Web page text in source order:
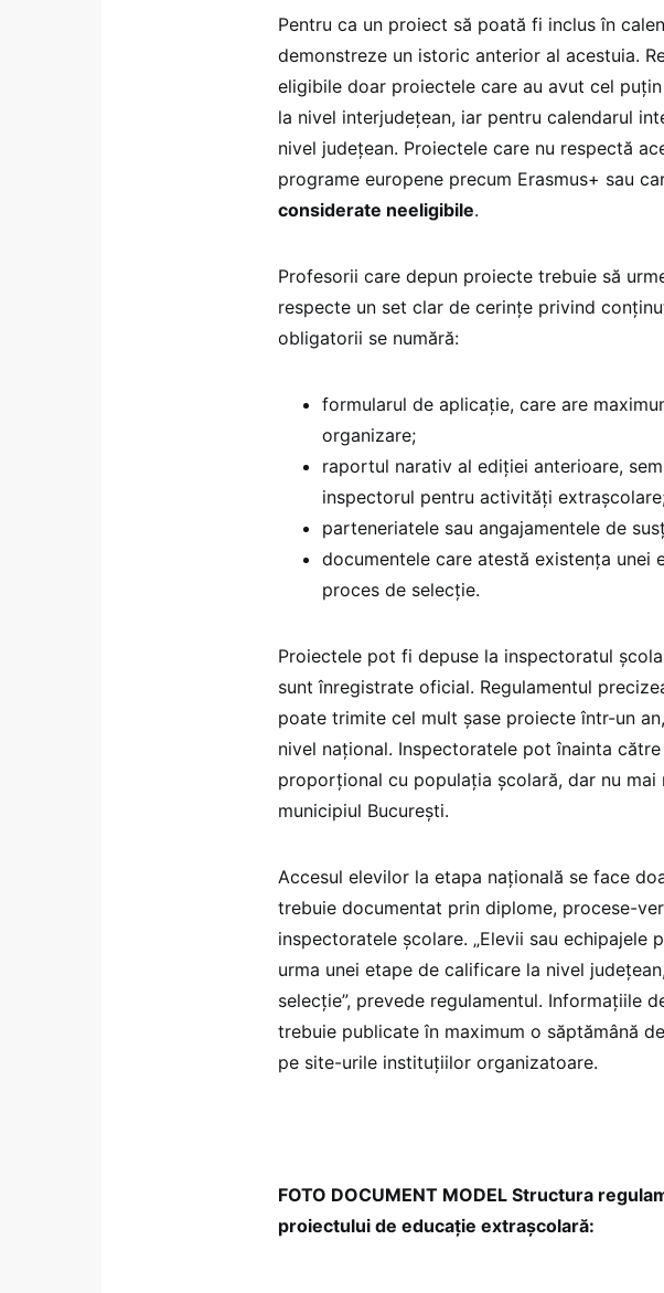
Pentru ca un proiect să poată fi inclus în
demonstreze un istoric anterior al acestuia.
eligibile doar proiectele care au avut cel
la nivel interjudețean, iar pentru calendarul
nivel județean. Proiectele care nu respectă
programe europene precum Erasmus+ sau
considerate neeligibile.
Profesorii care depun proiecte trebuie să
respecte un set clar de cerințe privind
obligatorii se numără:
formularul de aplicație, care are
organizare;
raportul narativ al ediției anterioare,
inspectorul pentru activități
parteneriatele sau angajamentele de
documentele care atestă existența unei
proces de selecție.
Proiectele pot fi depuse la inspectoratul
sunt înregistrate oficial. Regulamentul
poate trimite cel mult șase proiecte într-un
nivel național. Inspectoratele pot înainta
proporțional cu populația școlară, dar nu
municipiul București.
Accesul elevilor la etapa națională se face
trebuie documentat prin diplome, procese-
inspectoratele școlare. „Elevii sau
urma unei etape de calificare la nivel
selecție”, prevede regulamentul. Informațiile
trebuie publicate în maximum o săptămână
pe site-urile instituțiilor organizatoare.
FOTO DOCUMENT MODEL Structura
proiectului de educație extrașcolară: